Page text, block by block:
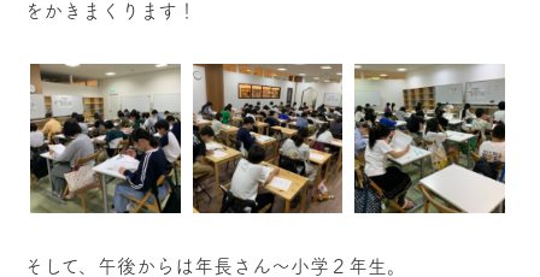
をかきまくります！
そして、午後からは年長さん〜小学２年生。